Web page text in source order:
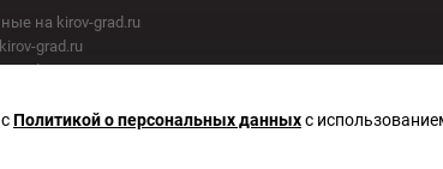
на kirov-grad.ru
grad.ru
grad.ru
и массовых коммуникаций 20.07.2018.
Политикой о персональных данныхс